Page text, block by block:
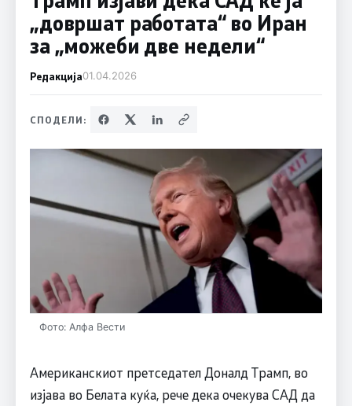
„довршат работата“ во Иран
за „можеби две недели“
Редакција01.04.2026
СПОДЕЛИ:
Фото: Алфа Вести
Американскиот претседател Доналд Трамп, во
изјава во Белата куќа, рече дека очекува САД да